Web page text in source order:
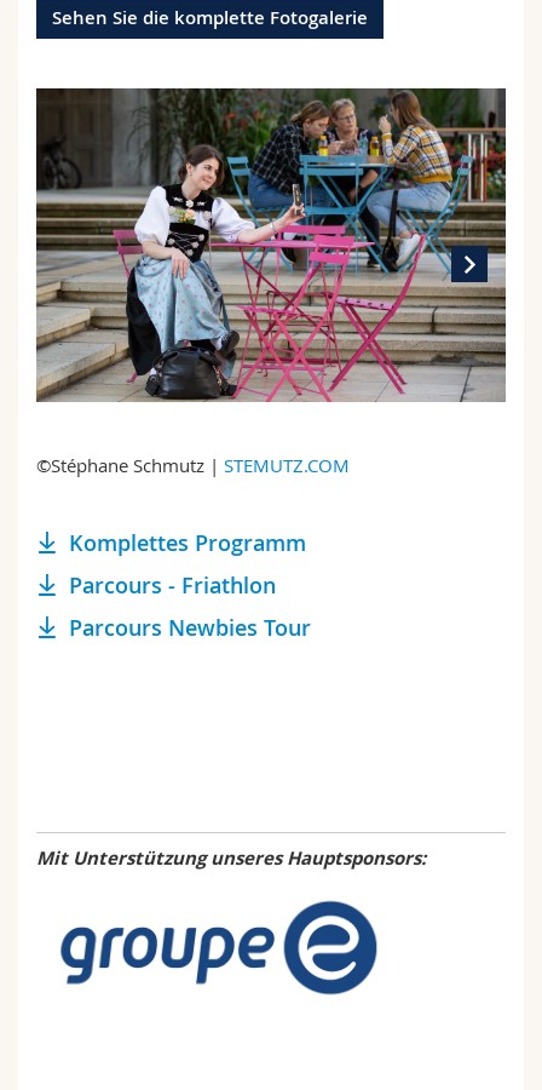
Math.-Nat. und Med. Fak.
Interfakultär
Mitarbeitende
Doktorierende
Webmail
Vorlesungsverzeichnis
MyUnifr
Sehen Sie die komplette Fotogalerie
©Stéphane Schmutz | STEMUTZ.COM
Komplettes Programm
Parcours - Friathlon
Parcours Newbies Tour
Mit Unterstützung unseres Hauptsponsors: